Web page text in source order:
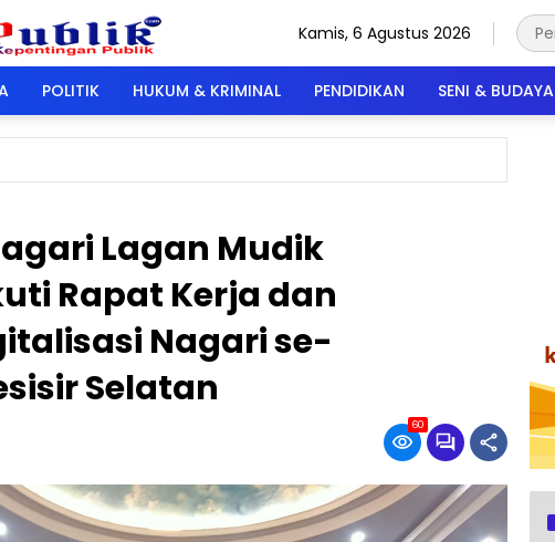
Kamis, 6 Agustus 2026
POLITIK HUKUM & KRIMINAL PENDIDIKAN SENI & BUDAYA
Lagan Mudik
Rapat Kerja dan
Nagari se-
Selatan
60